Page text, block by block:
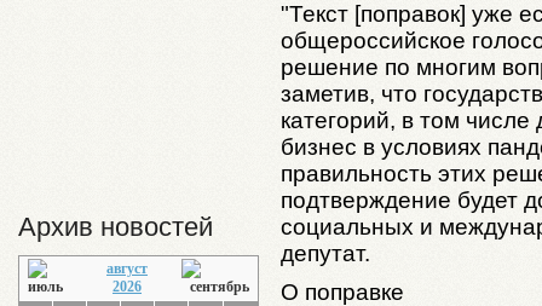
Архив новостей
август
2026
"Текст [поправок] уже
общероссийское
решение по многим
заметив, что
категорий, в том
бизнес в условиях
правильность этих
подтверждение будет
социальных и
депутат.
О поправке